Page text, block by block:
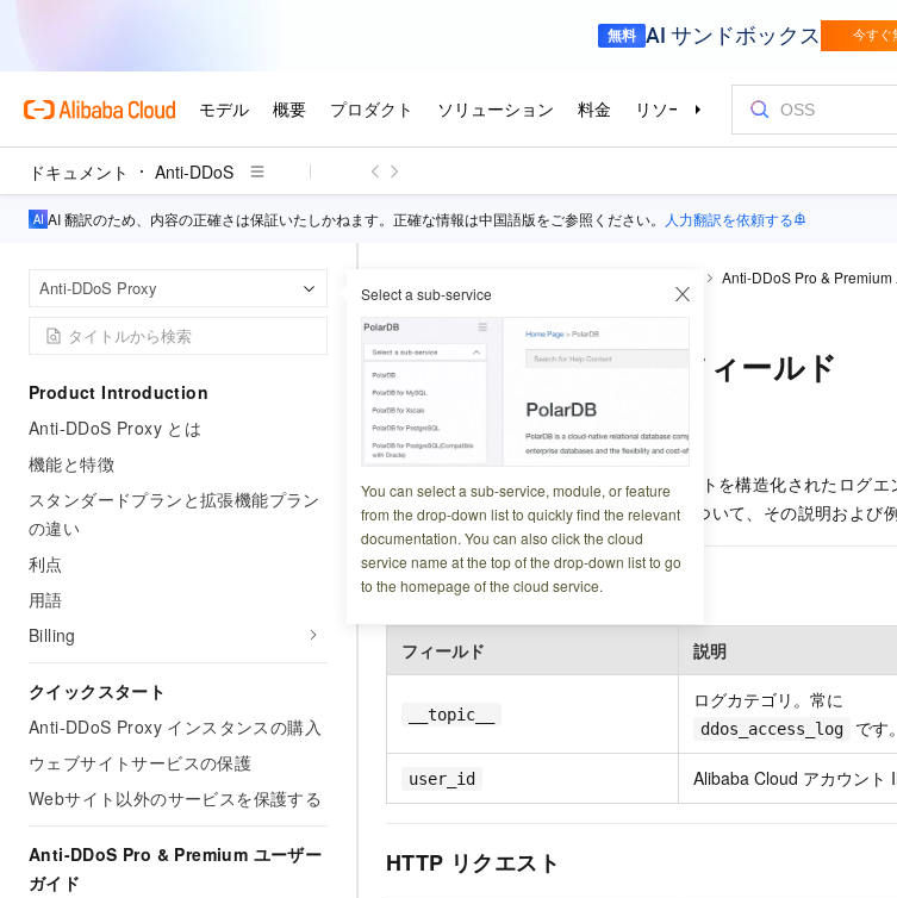
ドキュメント Anti-DDoS
AI 翻訳のため、内容の正確さは保証いたしかねます。正確な情報は中国語版をご参照ください。 人力翻訳を依頼する
Anti-DDoS Proxy Select a sub-service
You can select a sub-service, module, or feature
from the drop-down list to quickly find the relevant
documentation. You can also click the cloud
service name at the top of the drop-down list to go
to the homepage of the cloud service.
Product Introduction
Anti-DDoS Proxy とは
機能と特徴
スタンダードプランと拡張機能プラン
の違い
利点
用語
Billing
クイックスタート
Anti-DDoS Proxy インスタンスの購入
ウェブサイトサービスの保護
Webサイト以外のサービスを保護する
Anti-DDoS Pro & Premium ユーザー
ガイド
Anti-DDoS Pro & Premium
全量ログに含まれるフィールド
全量ログに含まれるフィールド
更新日時
Anti-DDoS Proxy は、各 HTTP リクエストを構造化されたログ
量ログに含まれるすべてのフィールドについて、その説明および
基本情報
フィールド 説明
__topic__
ログカテゴリ。常に
ddos_access_log です。
user_id Alibaba Cloud アカウント
HTTP リクエスト